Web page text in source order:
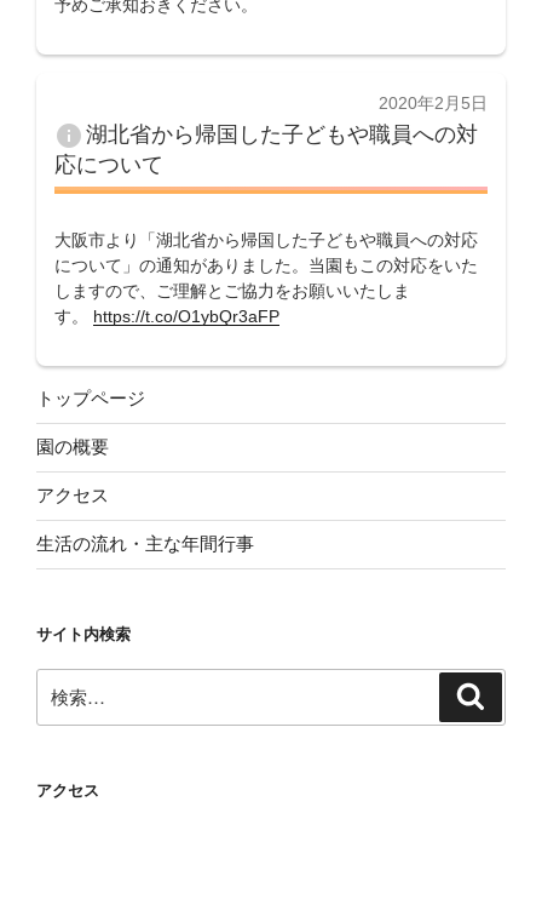
予めご承知おきください。
投
稿
2020年2月5日
info 湖北省から帰国した子どもや職員への対
応について
大阪市より「湖北省から帰国した子どもや職員への対応
について」の通知がありました。当園もこの対応をいた
しますので、ご理解とご協力をお願いいたしま
す。 https://t.co/O1ybQr3aFP
トップページ
園の概要
アクセス
生活の流れ・主な年間行事
サイト内検索
検
索:
アクセス